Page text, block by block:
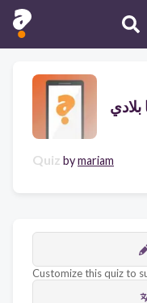
Quiz bymariam
Customize this quiz to